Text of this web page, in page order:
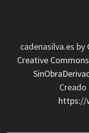
cadenasilva.es by
Creative
https://